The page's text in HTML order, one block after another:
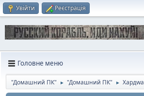
Увійти Реєстрація
Головне меню
"Домашний ПК" ► "Домашний ПК" ►